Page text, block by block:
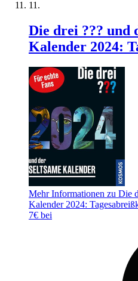
Die drei ??? und
Kalender 2024:
Mehr Informationen zu Die
Kalender 2024:
7€ bei